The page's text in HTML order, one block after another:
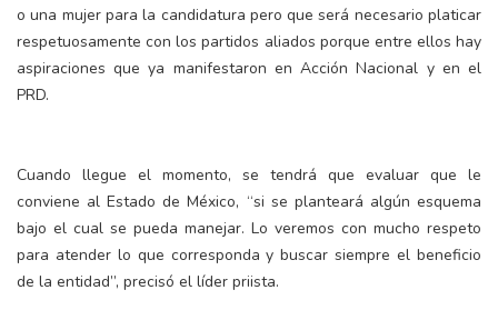
o una mujer para la candidatura pero que será necesario platicar
respetuosamente con los partidos aliados porque entre ellos hay
aspiraciones que ya manifestaron en Acción Nacional y en el
PRD.
Cuando llegue el momento, se tendrá que evaluar que le
conviene al Estado de México, “si se planteará algún esquema
bajo el cual se pueda manejar. Lo veremos con mucho respeto
para atender lo que corresponda y buscar siempre el beneficio
de la entidad”, precisó el líder priista.